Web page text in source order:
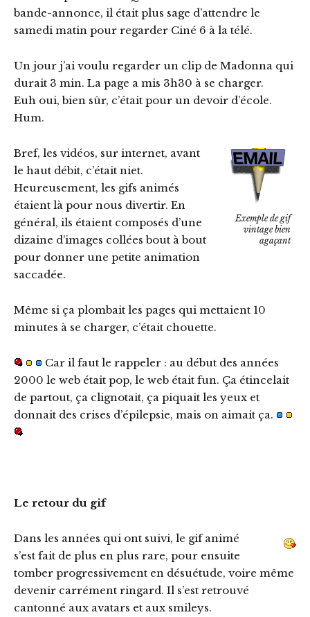
bande-annonce, il était plus sage d’attendre le
samedi matin pour regarder Ciné 6 à la télé.
Un jour j’ai voulu regarder un clip de Madonna qui
durait 3 min. La page a mis 3h30 à se charger.
Euh oui, bien sûr, c’était pour un devoir d’école.
Hum.
Exemple de gif
vintage bien
agaçant
Bref, les vidéos, sur internet, avant
le haut débit, c’était niet.
Heureusement, les gifs animés
étaient là pour nous divertir. En
général, ils étaient composés d’une
dizaine d’images collées bout à bout
pour donner une petite animation
saccadée.
Même si ça plombait les pages qui mettaient 10
minutes à se charger, c’était chouette.
Car il faut le rappeler : au début des années
2000 le web était pop, le web était fun. Ça étincelait
de partout, ça clignotait, ça piquait les yeux et
donnait des crises d’épilepsie, mais on aimait ça.
Le retour du gif
Dans les années qui ont suivi, le gif animé
s’est fait de plus en plus rare, pour ensuite
tomber progressivement en désuétude, voire même
devenir carrément ringard. Il s’est retrouvé
cantonné aux avatars et aux smileys.